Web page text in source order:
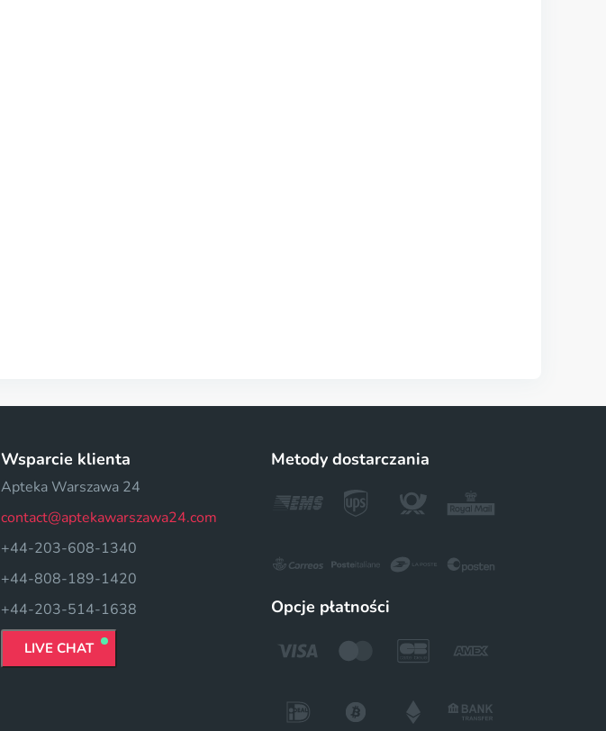
Wsparcie klienta
Apteka Warszawa 24
contact@aptekawarszawa24.com
+44-203-608-1340
+44-808-189-1420
+44-203-514-1638
LIVE CHAT
Metody dostarczania
Opcje płatności